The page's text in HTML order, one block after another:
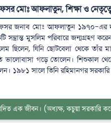
মোঃ আফলাতুন, শিক্ষা ও
জনাব মোঃ আফলাতুন ১৯৭০-এর
সম্ভ্রান্ত মুসলিম পরিবারে জন্মগ্রহণ
ছিলেন, যিনি ছোটবেলা থেকে তাঁর
ভালোবাসা গড়ে তোলেন। শিশুকাল
১৯৮১ সালে তিনি রহিমানগর সরকারি
এক জীবন। (অধ্যক্ষ, কচুয়া সরকারি